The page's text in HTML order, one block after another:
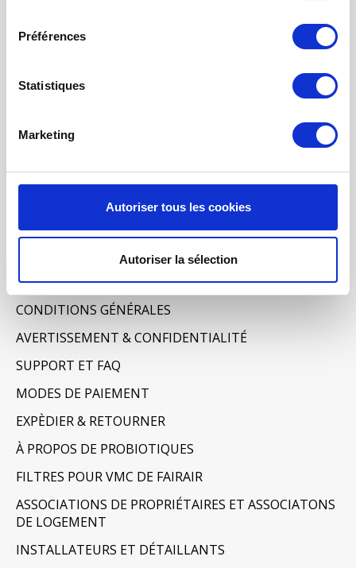
Préférences
Statistiques
Marketing
Autoriser tous les cookies
Autoriser la sélection
COMMANDE DE MAINTENANCE
MONITEUR DE QUALITÉ DE L’AIR INTÉRIEUR - UHOO
Mon compte
Mes commandes
À PROPOS DE NOUS
CONDITIONS GÉNÉRALES
AVERTISSEMENT & CONFIDENTIALITÉ
SUPPORT ET FAQ
MODES DE PAIEMENT
EXPÈDIER & RETOURNER
À PROPOS DE PROBIOTIQUES
FILTRES POUR VMC DE FAIRAIR
ASSOCIATIONS DE PROPRIÉTAIRES ET ASSOCIATONS
DE LOGEMENT
INSTALLATEURS ET DÉTAILLANTS